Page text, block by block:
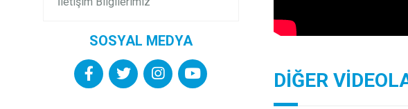
SOSYAL MEDYA
DİĞER